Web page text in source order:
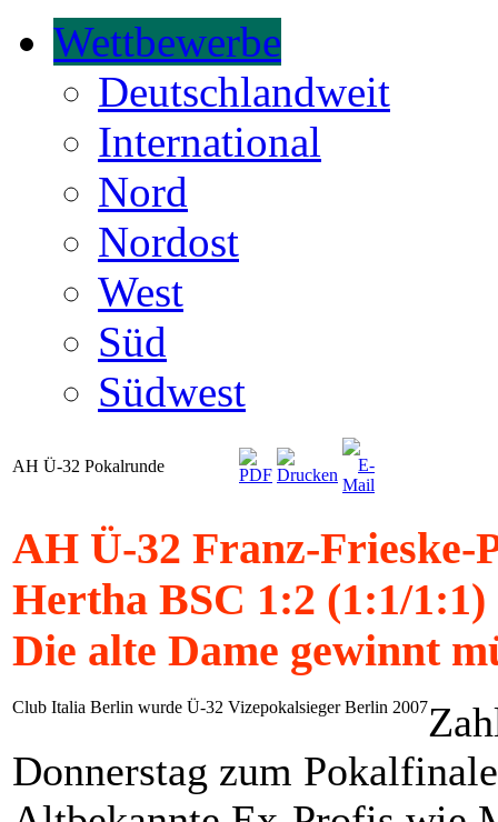
Wettbewerbe
Deutschlandweit
International
Nord
Nordost
West
Süd
Südwest
AH Ü-32 Pokalrunde
AH Ü-32 Franz-
Hertha BSC 1:2 (1:1/1:1)
Die alte Dame gewinnt
Club Italia Berlin wurde Ü-32 Vizepokalsieger Berlin 2007
Donnerstag zum